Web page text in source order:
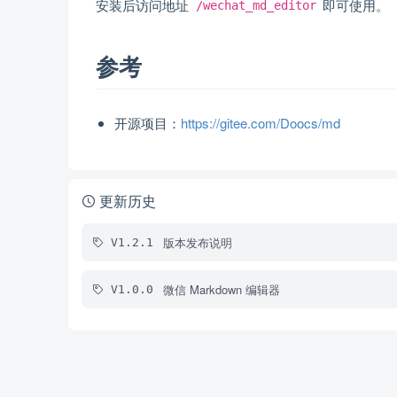
安装后访问地址 /wechat_md_editor 即可使用。
参考
开源项目： https://gitee.com/Doocs/md
更新历史
V1.2.1 版本发布说明
V1.0.0 微信 Markdown 编辑器